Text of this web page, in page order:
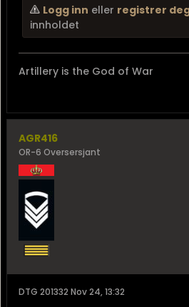
NATO-land som Norge har
Logg inn eller registrer
innholdet
Artillery is the God of War
AGR416
OR-6 Oversersjant
DTG 201332 Nov 24, 13:32